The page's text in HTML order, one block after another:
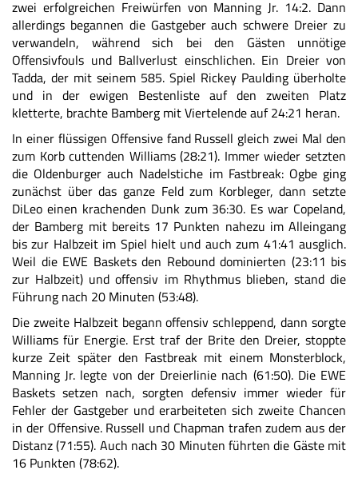
zwei erfolgreichen Freiwürfen von Manning Jr. 14:2. Dann
allerdings begannen die Gastgeber auch schwere Dreier zu
verwandeln, während sich bei den Gästen unnötige
Offensivfouls und Ballverlust einschlichen. Ein Dreier von
Tadda, der mit seinem 585. Spiel Rickey Paulding überholte
und in der ewigen Bestenliste auf den zweiten Platz
kletterte, brachte Bamberg mit Viertelende auf 24:21 heran.
In einer flüssigen Offensive fand Russell gleich zwei Mal den
zum Korb cuttenden Williams (28:21). Immer wieder setzten
die Oldenburger auch Nadelstiche im Fastbreak: Ogbe ging
zunächst über das ganze Feld zum Korbleger, dann setzte
DiLeo einen krachenden Dunk zum 36:30. Es war Copeland,
der Bamberg mit bereits 17 Punkten nahezu im Alleingang
bis zur Halbzeit im Spiel hielt und auch zum 41:41 ausglich.
Weil die EWE Baskets den Rebound dominierten (23:11 bis
zur Halbzeit) und offensiv im Rhythmus blieben, stand die
Führung nach 20 Minuten (53:48).
Die zweite Halbzeit begann offensiv schleppend, dann sorgte
Williams für Energie. Erst traf der Brite den Dreier, stoppte
kurze Zeit später den Fastbreak mit einem Monsterblock,
Manning Jr. legte von der Dreierlinie nach (61:50). Die EWE
Baskets setzen nach, sorgten defensiv immer wieder für
Fehler der Gastgeber und erarbeiteten sich zweite Chancen
in der Offensive. Russell und Chapman trafen zudem aus der
Distanz (71:55). Auch nach 30 Minuten führten die Gäste mit
16 Punkten (78:62).